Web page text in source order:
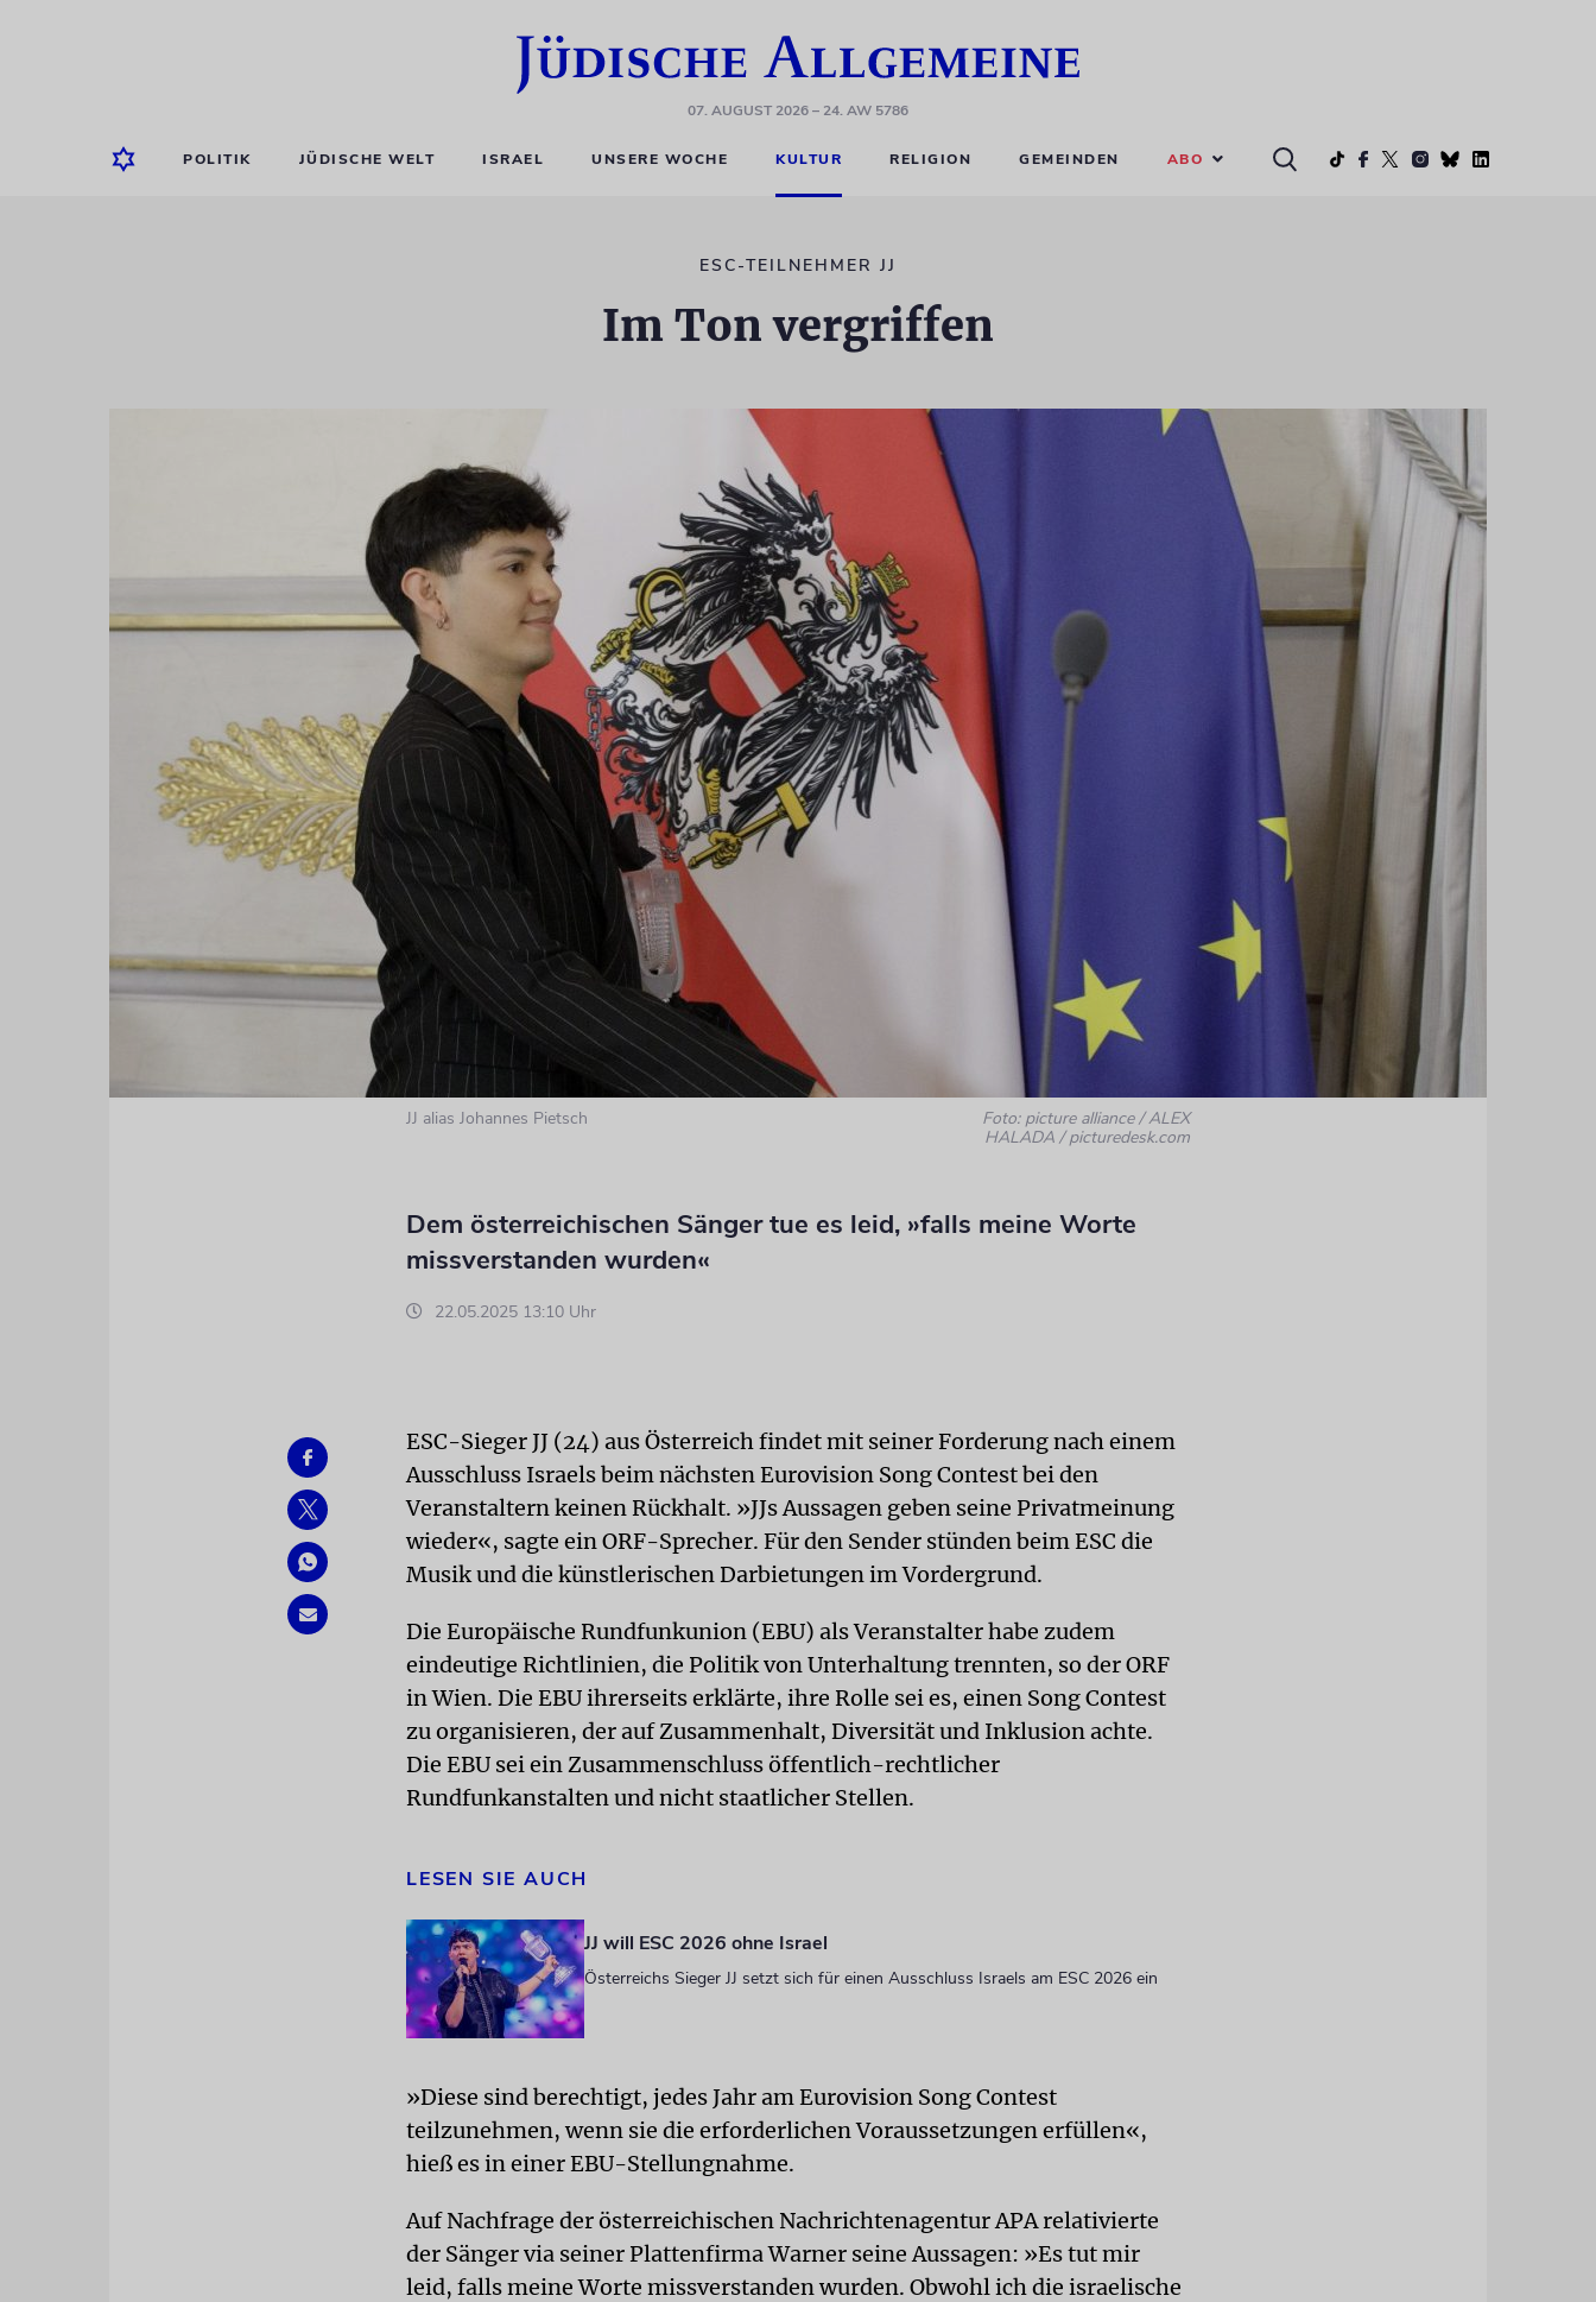
07. AUGUST 2026– 24. AW 5786
POLITIK JÜDISCHE WELT ISRAEL UNSERE WOCHE KULTUR RELIGION GEMEINDEN ABO
ESC-TEILNEHMER JJ
Im Ton vergriffen
JJ alias Johannes Pietsch
Foto: picture alliance / ALEX
HALADA / picturedesk.com
Dem österreichischen Sänger tue es leid, »falls meine Worte
missverstanden wurden«
22.05.2025 13:10 Uhr
ESC-Sieger JJ (24) aus Österreich findet mit seiner Forderung nach einem
Ausschluss Israels beim nächsten Eurovision Song Contest bei den
Veranstaltern keinen Rückhalt. »JJs Aussagen geben seine Privatmeinung
wieder«, sagte ein ORF-Sprecher. Für den Sender stünden beim ESC die
Musik und die künstlerischen Darbietungen im Vordergrund.
Die Europäische Rundfunkunion (EBU) als Veranstalter habe zudem
eindeutige Richtlinien, die Politik von Unterhaltung trennten, so der ORF
in Wien. Die EBU ihrerseits erklärte, ihre Rolle sei es, einen Song Contest
zu organisieren, der auf Zusammenhalt, Diversität und Inklusion achte.
Die EBU sei ein Zusammenschluss öffentlich-rechtlicher
Rundfunkanstalten und nicht staatlicher Stellen.
LESEN SIE AUCH
JJ will ESC 2026 ohne Israel
Österreichs Sieger JJ setzt sich für einen Ausschluss Israels am ESC 2026 ein
»Diese sind berechtigt, jedes Jahr am Eurovision Song Contest
teilzunehmen, wenn sie die erforderlichen Voraussetzungen erfüllen«,
hieß es in einer EBU-Stellungnahme.
Auf Nachfrage der österreichischen Nachrichtenagentur APA relativierte
der Sänger via seiner Plattenfirma Warner seine Aussagen: »Es tut mir
leid, falls meine Worte missverstanden wurden. Obwohl ich die israelische